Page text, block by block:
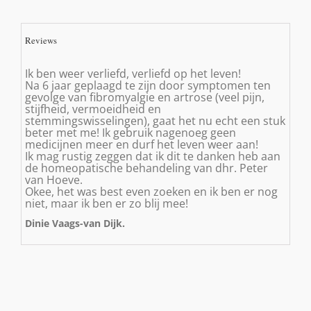
Reviews
Ik ben weer verliefd, verliefd op het leven!
Na 6 jaar geplaagd te zijn door symptomen ten
gevolge van fibromyalgie en artrose (veel pijn,
stijfheid, vermoeidheid en
stemmingswisselingen), gaat het nu echt een stuk
beter met me! Ik gebruik nagenoeg geen
medicijnen meer en durf het leven weer aan!
Ik mag rustig zeggen dat ik dit te danken heb aan
de homeopatische behandeling van dhr. Peter
van Hoeve.
Okee, het was best even zoeken en ik ben er nog
niet, maar ik ben er zo blij mee!
Dinie Vaags-van Dijk.